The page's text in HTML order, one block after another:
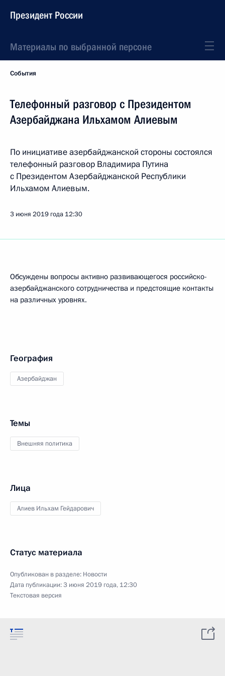
Президент России
Материалы по выбранной персоне
События
Телефонный разговор с Президентом
Азербайджана Ильхамом Алиевым
По инициативе азербайджанской стороны состоялся
телефонный разговор Владимира Путина
с Президентом Азербайджанской Республики
Ильхамом Алиевым.
3 июня 2019 года 12:30
Обсуждены вопросы активно развивающегося российско-
азербайджанского сотрудничества и предстоящие контакты
на различных уровнях.
География
Азербайджан
Темы
Внешняя политика
Лица
Алиев Ильхам Гейдарович
Статус материала
Опубликован в разделе: Новости
Дата публикации:3 июня 2019 года, 12:30
Текстовая версия